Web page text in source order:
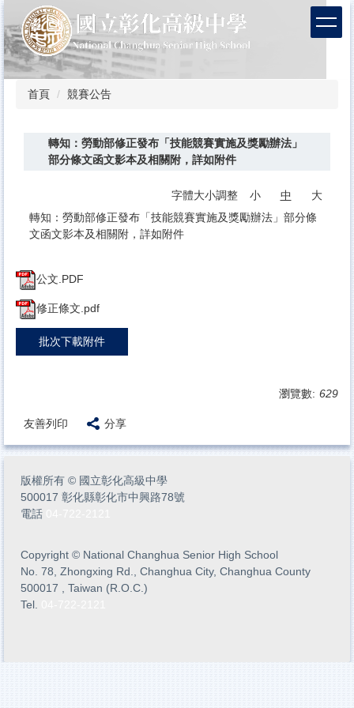
到
主
要
內
首頁 競賽公告
轉知：勞動部修正發布「技能競賽實施及獎勵辦法」
部分條文函文影本及相關附，詳如附件
字體大小調整 小 中
大
轉知：勞動部修正發布「技能競賽實施及獎勵辦法」部分條
文函文影本及相關附，詳如附件
公文.PDF
修正條文.pdf
批次下載附件
瀏覽數: 629
友善列印 分享
版權所有 © 國立彰化高級中學
500017 彰化縣彰化市中興路78號
電話
Copyright © National Changhua Senior High School
No. 78, Zhongxing Rd., Changhua City, Changhua County
500017 , Taiwan (R.O.C.)
Tel.